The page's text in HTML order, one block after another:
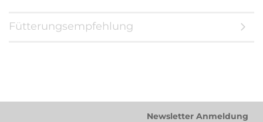
Fütterungsempfehlung
Newsletter Anmeldung